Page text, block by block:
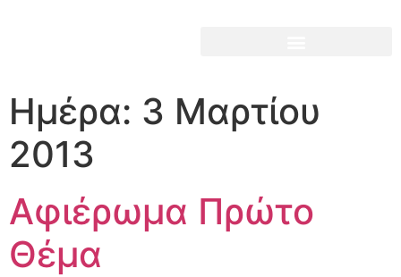
Ημέρα: 3 Μαρτίου
2013
Αφιέρωμα Πρώτο
Θέμα